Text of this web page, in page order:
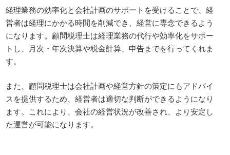
経理業務の効率化と会社計画のサポートを受けることで、経
営者は経理にかかる時間を削減でき、経営に専念できるよう
になります。顧問税理士は経理業務の代行や効率化をサポー
トし、月次・年次決算や税金計算、申告までを行ってくれま
す。
また、顧問税理士は会社計画や経営方針の策定にもアドバイ
スを提供するため、経営者は適切な判断ができるようになり
ます。これにより、会社の経営状況が改善され、より安定し
た運営が可能になります。